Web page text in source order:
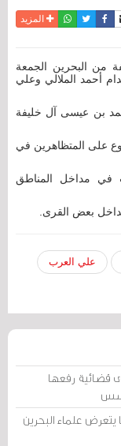
أرسل الى صديق
فيسبوكتويترواتسابالمزيد
من البحرين الجمعة
لإعدام أحمد الملالي وعلي
بن عيسى آل خليفة
على المتظاهرين في
في مداخل المناطق
بعض القرى.
علي العرب
قضائية رفعها
يتعرض علماء البحرين